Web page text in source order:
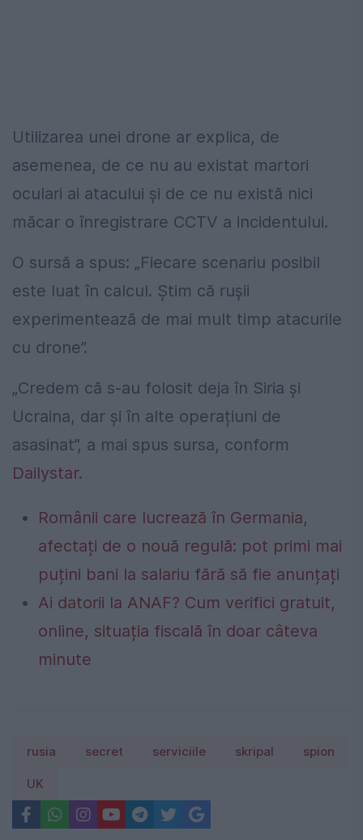
Utilizarea unei drone ar explica, de
asemenea, de ce nu au existat martori
oculari ai atacului și de ce nu există nici
măcar o înregistrare CCTV a incidentului.
O sursă a spus: „Fiecare scenariu posibil
este luat în calcul. Știm că rușii
experimentează de mai mult timp atacurile
cu drone”.
„Credem că s-au folosit deja în Siria și
Ucraina, dar și în alte operațiuni de
asasinat”, a mai spus sursa, conform
Dailystar.
Românii care lucrează în Germania,
afectați de o nouă regulă: pot primi mai
puțini bani la salariu fără să fie anunțați
Ai datorii la ANAF? Cum verifici gratuit,
online, situația fiscală în doar câteva
minute
rusia secret serviciile skripal spion
UK